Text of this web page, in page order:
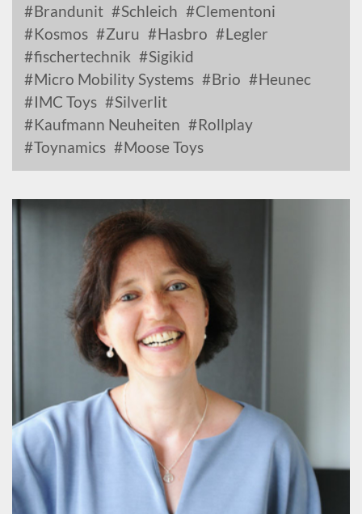
Brandunit
Schleich
Clementoni
Kosmos
Zuru Hasbro
Legler
fischertechnik
Sigikid
Micro Mobility Systems
Brio
Heunec
IMC Toys
Silverlit
Kaufmann Neuheiten
Rollplay
Toynamics
Moose Toys